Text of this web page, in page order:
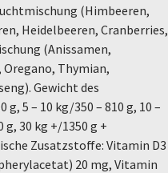
(Himbeeren,
Heidelbeeren, Cranberries,
(Anissamen,
Thymian,
Gewicht des
5 – 10 kg/350 – 810 g, 10 –
g, 30 kg +/1350 g +
Zusatzstoffe: Vitamin D3
20 mg, Vitamin